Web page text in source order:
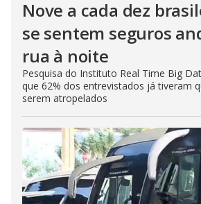
Nove a cada dez
se sentem seguros
rua à noite
Pesquisa do Instituto Real Time Big
que 62% dos entrevistados já tiveram
serem atropelados